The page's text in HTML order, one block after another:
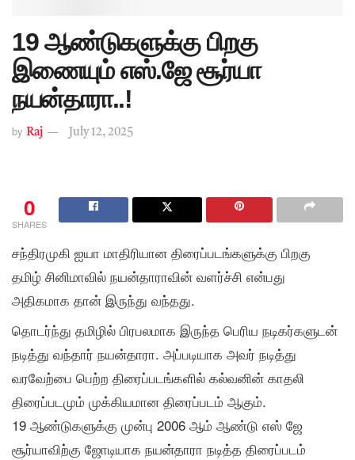
19 ஆண்டுகளுக்கு பிறகு
இணையும் எஸ்.ஜே சூர்யா
நயன்தாரா..!
by Raj July 12, 2025
0
SHARES
சந்திரமுகி ஐயா மாதிரியான திரைப்படங்களுக்கு பிறகு
தமிழ் சினிமாவில் நயன்தாராவின் வளர்ச்சி என்பது
அதிகமாக தான் இருந்து வந்தது.
தொடர்ந்து தமிழில் பிரபலமாக இருந்த பெரிய நடிகர்களுடன்
நடித்து வந்தார் நயன்தாரா. அப்படியாக அவர் நடித்து
வரவேற்பை பெற்ற திரைப்படங்களில் கல்வனின் காதலி
திரைப்படமும் முக்கியமான திரைப்படம் ஆகும்.
19 ஆண்டுகளுக்கு முன்பு 2006 ஆம் ஆண்டு எஸ் ஜே
சூர்யாவிற்கு ஜோடியாக நயன்தாரா நடித்த திரைப்படம்